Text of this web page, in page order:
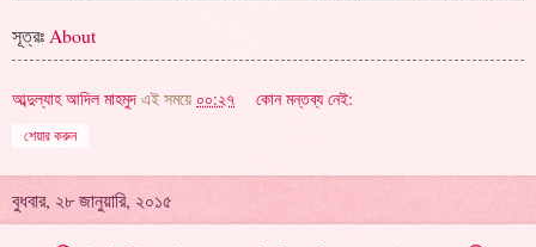
সূত্রঃAbout
আব্দুল্যাহ আদিল মাহমুদ এই সময়ে ০০:২৭ কোন মন্তব্য নেই:
শেয়ার করুন
বুধবার, ২৮ জানুয়ারি, ২০১৫